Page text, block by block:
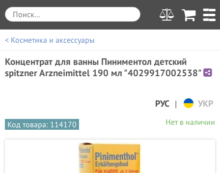
< Косметика и аксессуары
Концентрат для ванны Пиниментол детский
spitzner Arzneimittel 190 мл "4029917002538"
РУС | УКР
Код товара: 114170 Нет в наличии